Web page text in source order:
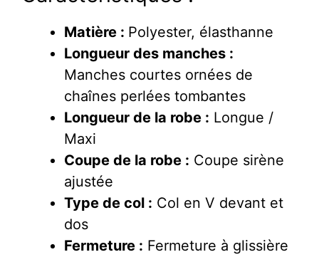
Matière : Polyester, élasthanne
Longueur des manches :
Manches courtes ornées de
chaînes perlées tombantes
Longueur de la robe : Longue /
Maxi
Coupe de la robe : Coupe sirène
ajustée
Type de col : Col en V devant et
dos
Fermeture : Fermeture à glissière